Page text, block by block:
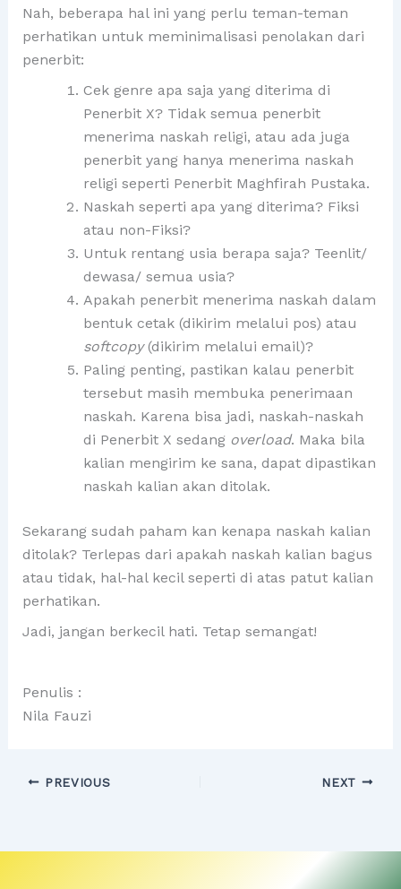
Nah, beberapa hal ini yang perlu teman-teman
perhatikan untuk meminimalisasi penolakan dari
penerbit:
Cek genre apa saja yang diterima di
Penerbit X? Tidak semua penerbit
menerima naskah religi, atau ada juga
penerbit yang hanya menerima naskah
religi seperti Penerbit Maghfirah Pustaka.
Naskah seperti apa yang diterima? Fiksi
atau non-Fiksi?
Untuk rentang usia berapa saja? Teenlit/
dewasa/ semua usia?
Apakah penerbit menerima naskah dalam
bentuk cetak (dikirim melalui pos) atau
softcopy(dikirim melalui email)?
Paling penting, pastikan kalau penerbit
tersebut masih membuka penerimaan
naskah. Karena bisa jadi, naskah-naskah
di Penerbit X sedang overload. Maka bila
kalian mengirim ke sana, dapat dipastikan
naskah kalian akan ditolak.
Sekarang sudah paham kan kenapa naskah kalian
ditolak? Terlepas dari apakah naskah kalian bagus
atau tidak, hal-hal kecil seperti di atas patut kalian
perhatikan.
Jadi, jangan berkecil hati. Tetap semangat!
Penulis :
Nila Fauzi
PREVIOUS NEXT